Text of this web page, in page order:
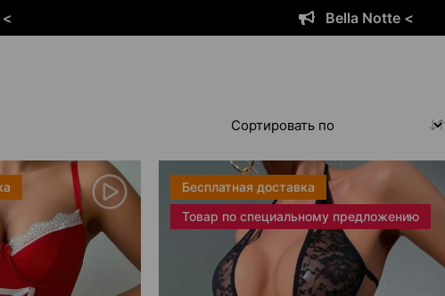
Бесплатная доставка
Товар по специальному предложению